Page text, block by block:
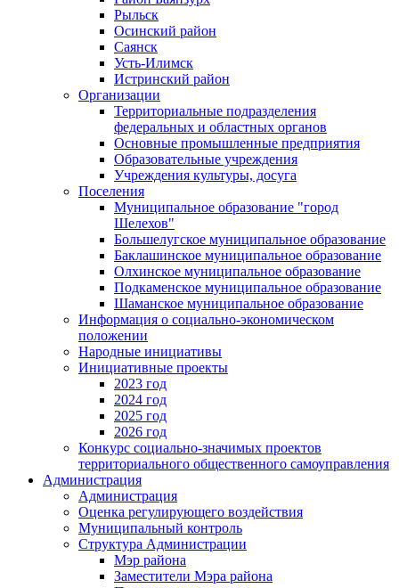
Рыльск
Осинский район
Саянск
Усть-Илимск
Истринский район
Организации
Территориальные подразделения
федеральных и областных органов
Основные промышленные предприятия
Образовательные учреждения
Учреждения культуры, досуга
Поселения
Муниципальное образование "город
Шелехов"
Большелугское муниципальное образование
Баклашинское муниципальное образование
Олхинское муниципальное образование
Подкаменское муниципальное образование
Шаманское муниципальное образование
Информация о социально-экономическом
положении
Народные инициативы
Инициативные проекты
2023 год
2024 год
2025 год
2026 год
Конкурс социально-значимых проектов
территориального общественного самоуправления
Администрация
Администрация
Оценка регулирующего воздействия
Муниципальный контроль
Структура Администрации
Мэр района
Заместители Мэра района